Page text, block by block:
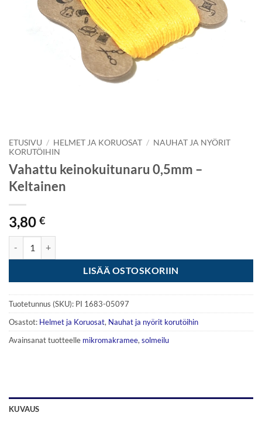
ETUSIVU / HELMET JA KORUOSAT / NAUHAT JA NYÖRIT
KORUTÖIHIN
Vahattu keinokuitunaru 0,5mm –
Keltainen
3,80 €
LISÄÄ OSTOSKORIIN
Tuotetunnus (SKU): PI 1683-05097
Osastot: Helmet ja Koruosat, Nauhat ja nyörit korutöihin
Avainsanat tuotteelle mikromakramee, solmeilu
KUVAUS